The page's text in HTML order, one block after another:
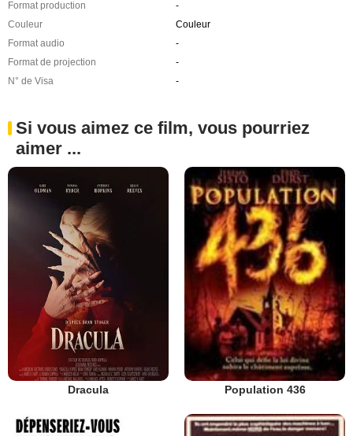
Format production
-
Couleur
Couleur
Format audio
-
Format de projection
-
N° de Visa
-
Si vous aimez ce film, vous pourriez
aimer ...
Dracula Population 436